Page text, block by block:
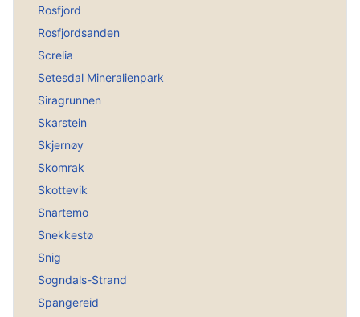
Rosfjord
Rosfjordsanden
Screlia
Setesdal Mineralienpark
Siragrunnen
Skarstein
Skjernøy
Skomrak
Skottevik
Snartemo
Snekkestø
Snig
Sogndals-Strand
Spangereid